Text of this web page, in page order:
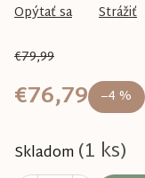
€79,99
–4 %
€76,79
Skladom (1 ks)
Opýtať sa Strážiť